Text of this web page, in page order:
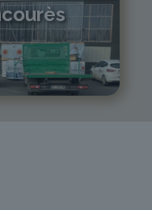
89
sa.fr